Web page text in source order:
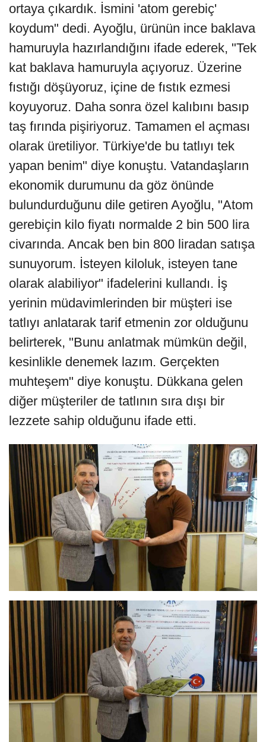
ortaya çıkardık. İsmini 'atom gerebiç'
koydum" dedi. Ayoğlu, ürünün ince baklava
hamuruyla hazırlandığını ifade ederek, "Tek
kat baklava hamuruyla açıyoruz. Üzerine
fıstığı döşüyoruz, içine de fıstık ezmesi
koyuyoruz. Daha sonra özel kalıbını basıp
taş fırında pişiriyoruz. Tamamen el açması
olarak üretiliyor. Türkiye'de bu tatlıyı tek
yapan benim" diye konuştu. Vatandaşların
ekonomik durumunu da göz önünde
bulundurduğunu dile getiren Ayoğlu, "Atom
gerebiçin kilo fiyatı normalde 2 bin 500 lira
civarında. Ancak ben bin 800 liradan satışa
sunuyorum. İsteyen kiloluk, isteyen tane
olarak alabiliyor" ifadelerini kullandı. İş
yerinin müdavimlerinden bir müşteri ise
tatlıyı anlatarak tarif etmenin zor olduğunu
belirterek, "Bunu anlatmak mümkün değil,
kesinlikle denemek lazım. Gerçekten
muhteşem" diye konuştu. Dükkana gelen
diğer müşteriler de tatlının sıra dışı bir
lezzete sahip olduğunu ifade etti.